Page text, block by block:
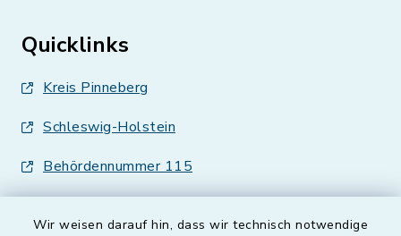
Wir weisen darauf hin, dass wir technisch notwendige
Quicklinks
Kreis Pinneberg
Schleswig-Holstein
Behördennummer 115